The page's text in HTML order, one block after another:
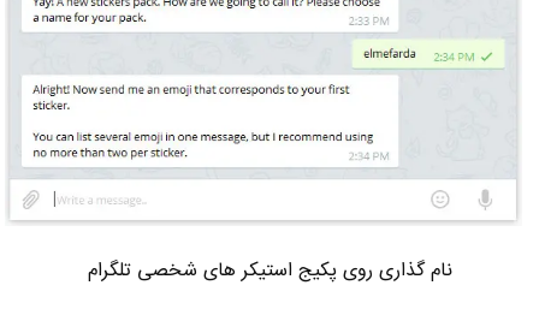
نام گذاری روی پکیج استیکر های شخصی تلگرام